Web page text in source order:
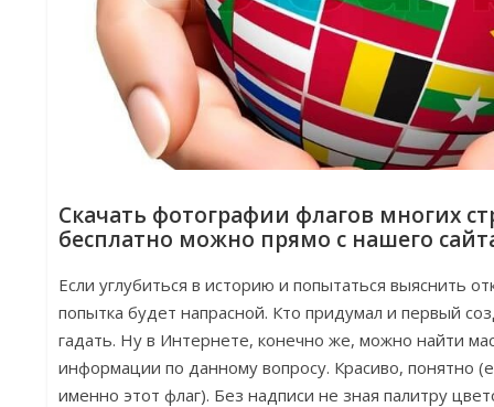
Скачать фотографии флагов многих
бесплатно можно прямо с нашего
Если углубиться в историю и попытаться выяснить
попытка будет напрасной. Кто придумал и первый
гадать. Ну в Интернете, конечно же, можно найти
информации по данному вопросу. Красиво, понятно
именно этот флаг). Без надписи не зная палитру